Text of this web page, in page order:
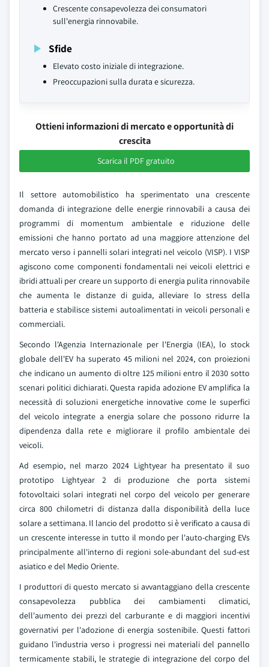
Crescente consapevolezza dei consumatori
sull'energia rinnovabile.
Sfide
Elevato costo iniziale di integrazione.
Preoccupazioni sulla durata e sicurezza.
Ottieni informazioni di mercato e opportunità di
crescita
Scarica il PDF gratuito
Il settore automobilistico ha sperimentato una crescente
domanda di integrazione delle energie rinnovabili a causa dei
programmi di momentum ambientale e riduzione delle
emissioni che hanno portato ad una maggiore attenzione del
mercato verso i pannelli solari integrati nel veicolo (VISP). I VISP
agiscono come componenti fondamentali nei veicoli elettrici e
ibridi attuali per creare un supporto di energia pulita rinnovabile
che aumenta le distanze di guida, alleviare lo stress della
batteria e stabilisce sistemi autoalimentati in veicoli personali e
commerciali.
Secondo l'Agenzia Internazionale per l'Energia (IEA), lo stock
globale dell'EV ha superato 45 milioni nel 2024, con proiezioni
che indicano un aumento di oltre 125 milioni entro il 2030 sotto
scenari politici dichiarati. Questa rapida adozione EV amplifica la
necessità di soluzioni energetiche innovative come le superfici
del veicolo integrate a energia solare che possono ridurre la
dipendenza dalla rete e migliorare il profilo ambientale dei
veicoli.
Ad esempio, nel marzo 2024 Lightyear ha presentato il suo
prototipo Lightyear 2 di produzione che porta sistemi
fotovoltaici solari integrati nel corpo del veicolo per generare
circa 800 chilometri di distanza dalla disponibilità della luce
solare a settimana. Il lancio del prodotto si è verificato a causa di
un crescente interesse in tutto il mondo per l'auto-charging EVs
principalmente all'interno di regioni sole-abundant del sud-est
asiatico e del Medio Oriente.
I produttori di questo mercato si avvantaggiano della crescente
consapevolezza pubblica dei cambiamenti climatici,
dell'aumento dei prezzi del carburante e di maggiori incentivi
governativi per l'adozione di energia sostenibile. Questi fattori
guidano l'industria verso i progressi nei materiali del pannello
termicamente stabili, le strategie di integrazione del corpo del